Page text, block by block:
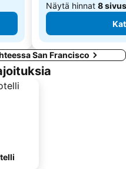
Näytä hinnat 8
San Francisco